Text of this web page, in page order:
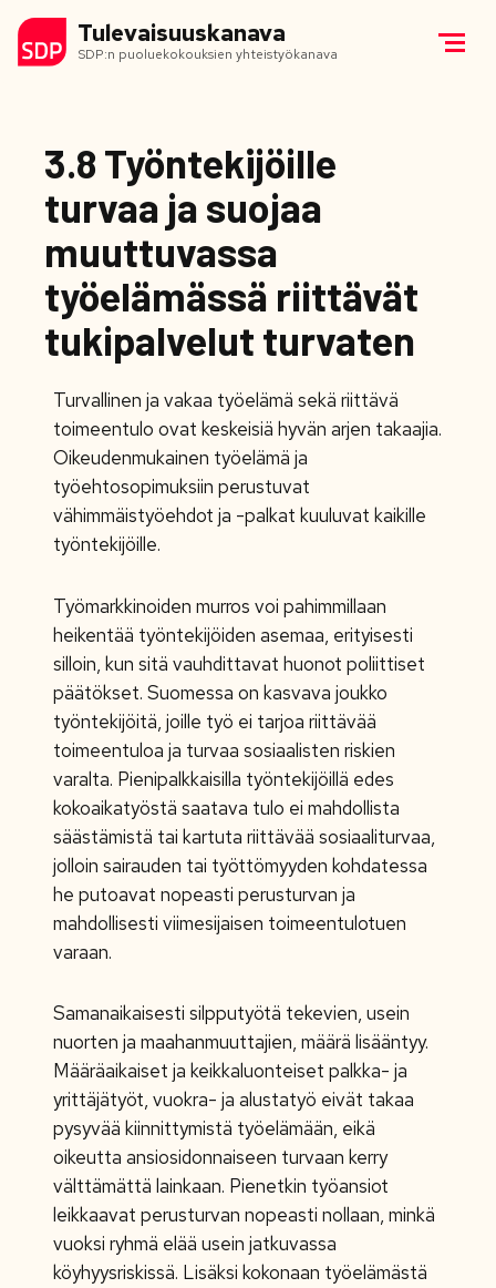
Tulevaisuuskanava
SDP:n puoluekokouksien yhteistyökanava
3.8 Työntekijöille
turvaa ja suojaa
muuttuvassa
työelämässä riittävät
tukipalvelut turvaten
Turvallinen ja vakaa työelämä sekä riittävä
toimeentulo ovat keskeisiä hyvän arjen takaajia.
Oikeudenmukainen työelämä ja
työehtosopimuksiin perustuvat
vähimmäistyöehdot ja -palkat kuuluvat kaikille
työntekijöille.
Työmarkkinoiden murros voi pahimmillaan
heikentää työntekijöiden asemaa, erityisesti
silloin, kun sitä vauhdittavat huonot poliittiset
päätökset. Suomessa on kasvava joukko
työntekijöitä, joille työ ei tarjoa riittävää
toimeentuloa ja turvaa sosiaalisten riskien
varalta. Pienipalkkaisilla työntekijöillä edes
kokoaikatyöstä saatava tulo ei mahdollista
säästämistä tai kartuta riittävää sosiaaliturvaa,
jolloin sairauden tai työttömyyden kohdatessa
he putoavat nopeasti perusturvan ja
mahdollisesti viimesijaisen toimeentulotuen
varaan.
Samanaikaisesti silpputyötä tekevien, usein
nuorten ja maahanmuuttajien, määrä lisääntyy.
Määräaikaiset ja keikkaluonteiset palkka- ja
yrittäjätyöt, vuokra- ja alustatyö eivät takaa
pysyvää kiinnittymistä työelämään, eikä
oikeutta ansiosidonnaiseen turvaan kerry
välttämättä lainkaan. Pienetkin työansiot
leikkaavat perusturvan nopeasti nollaan, minkä
vuoksi ryhmä elää usein jatkuvassa
köyhyysriskissä. Lisäksi kokonaan työelämästä